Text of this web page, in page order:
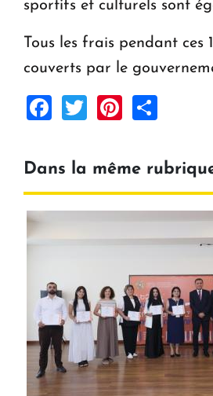
sportifs et culturels sont
Tous les frais pendant ces
couverts par le
Facebook
TwitterPinterest
Dans la même